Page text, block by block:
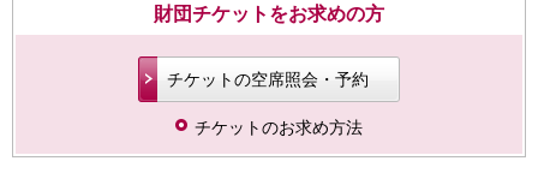
財団チケットをお求めの方
チケットの空席照会・予約
チケットのお求め方法